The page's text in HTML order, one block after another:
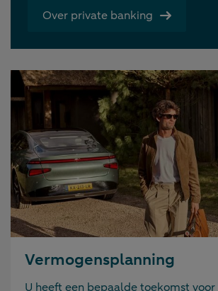
Over private banking
Vermogensplanning
U heeft een bepaalde toekomst voor